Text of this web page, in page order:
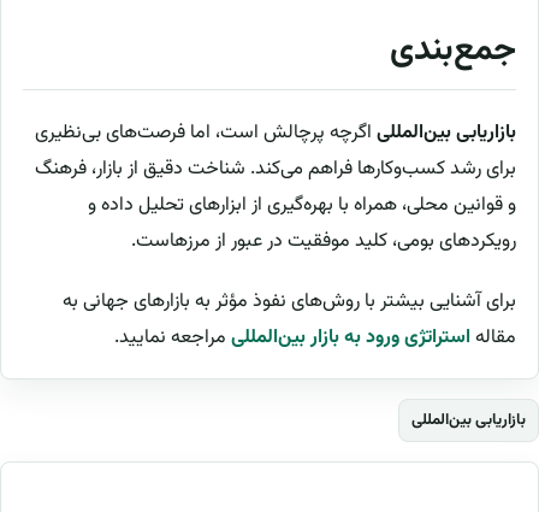
جمع‌بندی
بازاریابی بین‌المللی اگرچه پرچالش است، اما فرصت‌های بی‌نظیری
برای رشد کسب‌وکارها فراهم می‌کند. شناخت دقیق از بازار، فرهنگ
و قوانین محلی، همراه با بهره‌گیری از ابزارهای تحلیل داده و
رویکردهای بومی، کلید موفقیت در عبور از مرزهاست.
برای آشنایی بیشتر با روش‌های نفوذ مؤثر به بازارهای جهانی به
مقاله استراتژی ورود به بازار بین‌المللی مراجعه نمایید.
بازاریابی بین‌المللی